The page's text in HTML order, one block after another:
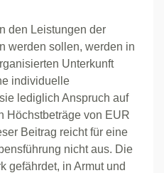
den Leistungen der
werden sollen, werden in
Unterkunft
individuelle
lediglich Anspruch auf
Höchstbeträge von EUR
Beitrag reicht für eine
nicht aus. Die
gefährdet, in Armut und